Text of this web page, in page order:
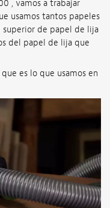
, vamos a trabajar
usamos tantos papeles
de papel de lija
del papel de lija que
es lo que usamos en